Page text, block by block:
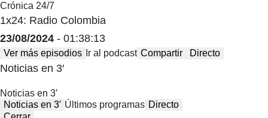
Crónica 24/7
1x24: Radio Colombia
23/08/2024 - 01:38:13
Ver más episodios Ir al podcast Compartir Directo
Noticias en 3′
Noticias en 3′
Noticias en 3′ Últimos programas Directo